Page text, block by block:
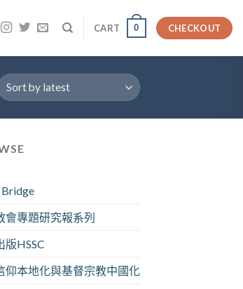
CART 0 CHECKOUT
Bridge
會專題研究報系列
版HSSC
仰本地化與基督宗教中國化